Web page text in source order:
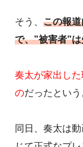
そう、 この報
で、”被害者”
奏太が家出し
のだったという
同日、奏太は